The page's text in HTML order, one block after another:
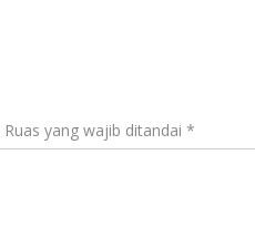
Ruas yang wajib ditandai *